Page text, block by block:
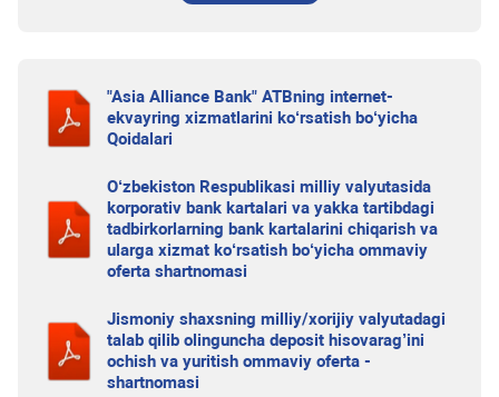
"Asia Alliance Bank" ATBning internet-
ekvayring xizmatlarini ko‘rsatish bo‘yicha
Qoidalari
O‘zbekiston Respublikasi milliy valyutasida
korporativ bank kartalari va yakka tartibdagi
tadbirkorlarning bank kartalarini chiqarish va
ularga xizmat ko‘rsatish bo‘yicha ommaviy
oferta shartnomasi
Jismoniy shaxsning milliy/xorijiy valyutadagi
talab qilib olinguncha deposit hisovarag’ini
ochish va yuritish ommaviy oferta -
shartnomasi